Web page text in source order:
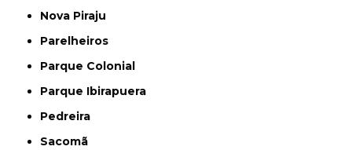
Nova Piraju
Parelheiros
Parque Colonial
Parque Ibirapuera
Pedreira
Sacomã